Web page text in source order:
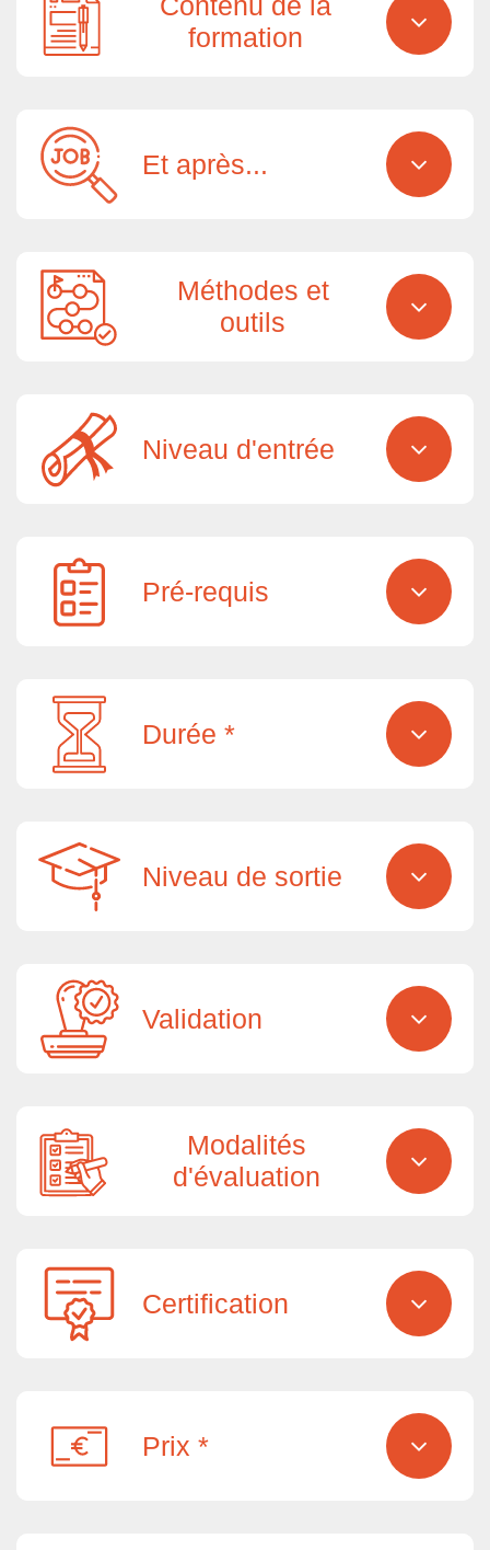
formation
Et après...
Méthodes et
outils
Niveau d'entrée
Pré-requis
Durée *
Niveau de sortie
Validation
Modalités
d'évaluation
Certification
Prix *